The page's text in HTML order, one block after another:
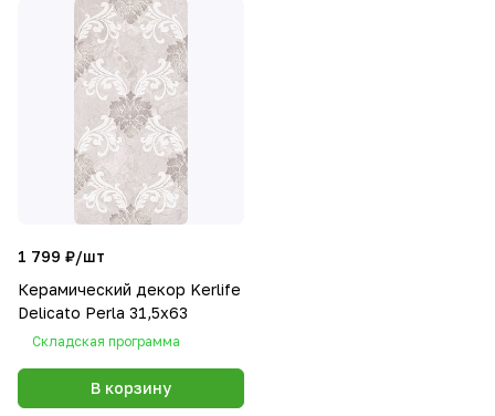
1 799 ₽/шт
Керамический декор Kerlife
Delicato Perla 31,5х63
Складская программа
В корзину